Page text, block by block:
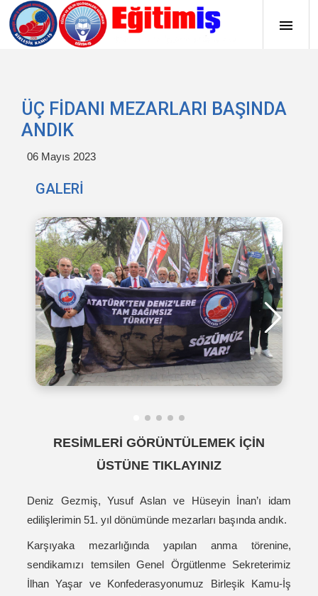
ÜÇ FİDANI MEZARLARI BAŞINDA
ANDIK
06 Mayıs 2023
GALERİ
RESİMLERİ GÖRÜNTÜLEMEK İÇİN
ÜSTÜNE TIKLAYINIZ
Deniz Gezmiş, Yusuf Aslan ve Hüseyin İnan’ı idam
edilişlerimin 51. yıl dönümünde mezarları başında andık.
Karşıyaka mezarlığında yapılan anma törenine,
sendikamızı temsilen Genel Örgütlenme Sekreterimiz
İlhan Yaşar ve Konfederasyonumuz Birleşik Kamu-İş